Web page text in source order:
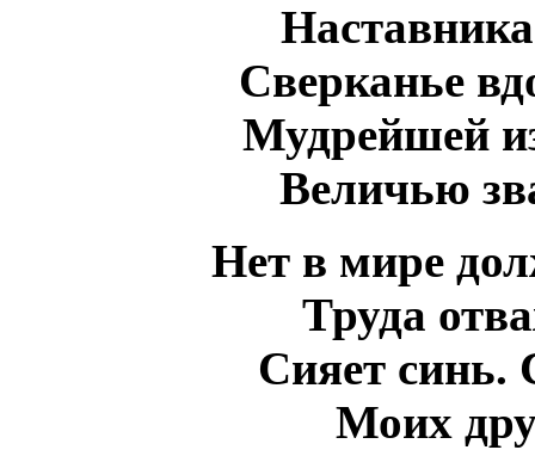
Сверканье
Мудрейшей
Величью
Нет в мире
Труда
Сияет синь.
Моих